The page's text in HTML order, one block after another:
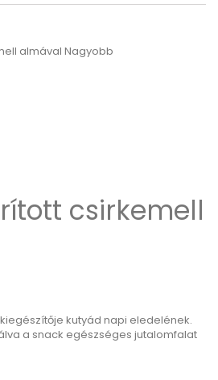
Nagyobb
csirkemell
kutyád napi eledelének.
a snack egészséges jutalomfalat